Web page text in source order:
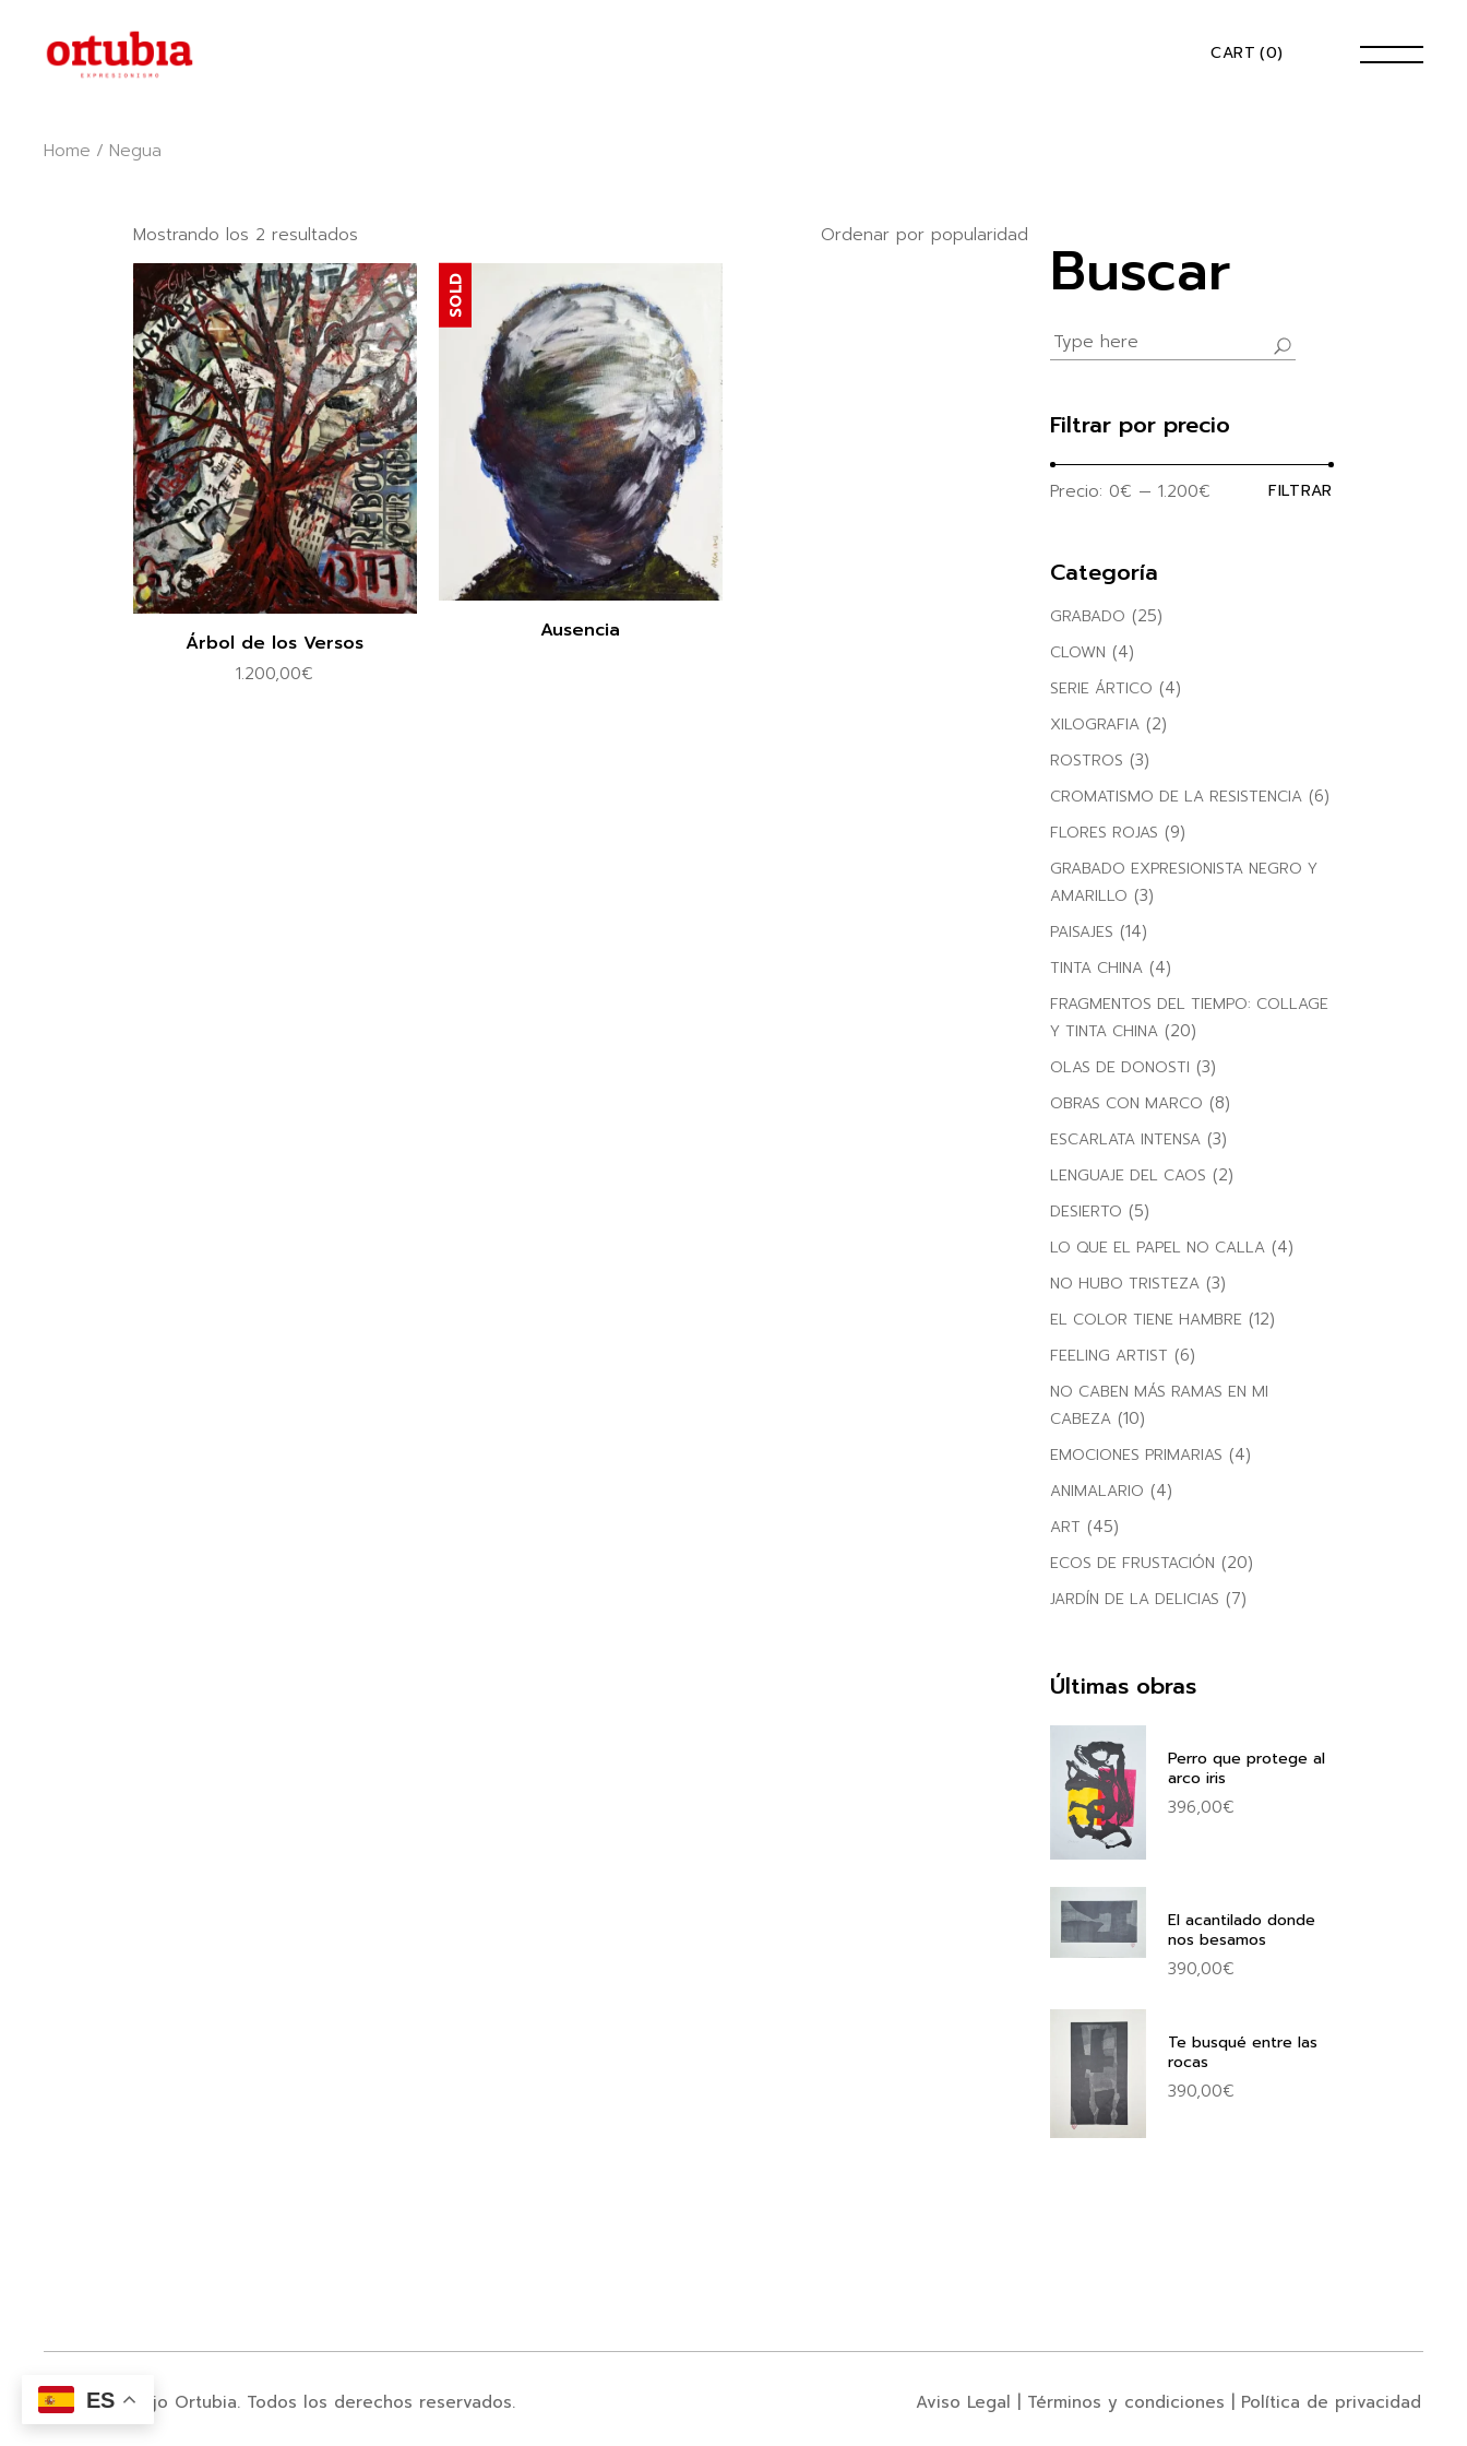
content CART (0)
Home Negua
Mostrando los 2 resultados
popularidad
Ordenar por popularidad
Árbol de los Versos
1.200,00€
SOLD
Ausencia
Buscar
Search
for:
Filtrar por precio
FILTRAR
Precio: 0€ — 1.200€
Categoría
GRABADO (25)
CLOWN (4)
SERIE ÁRTICO (4)
XILOGRAFIA (2)
ROSTROS (3)
CROMATISMO DE LA RESISTENCIA (6)
FLORES ROJAS (9)
GRABADO EXPRESIONISTA NEGRO Y
AMARILLO (3)
PAISAJES (14)
TINTA CHINA (4)
FRAGMENTOS DEL TIEMPO: COLLAGE
Y TINTA CHINA (20)
OLAS DE DONOSTI (3)
OBRAS CON MARCO (8)
ESCARLATA INTENSA (3)
LENGUAJE DEL CAOS (2)
DESIERTO (5)
LO QUE EL PAPEL NO CALLA (4)
NO HUBO TRISTEZA (3)
EL COLOR TIENE HAMBRE (12)
FEELING ARTIST (6)
NO CABEN MÁS RAMAS EN MI
CABEZA (10)
EMOCIONES PRIMARIAS (4)
ANIMALARIO (4)
ART (45)
ECOS DE FRUSTACIÓN (20)
JARDÍN DE LA DELICIAS (7)
Últimas obras
Perro que protege al
arco iris
396,00€
El acantilado donde
nos besamos
390,00€
Te busqué entre las
rocas
390,00€
© 2024. Juanjo Ortubia. Todos los derechos reservados. Aviso Legal Términos y condiciones Política de privacidad
ES